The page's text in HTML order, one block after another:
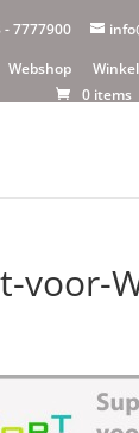
- 7777900
Webshop
0 items
voor-